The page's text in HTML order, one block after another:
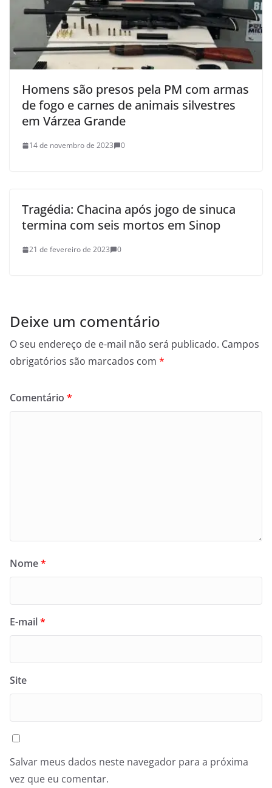
Homens são presos pela PM com armas
de fogo e carnes de animais silvestres
em Várzea Grande
14 de novembro de 2023 0
Tragédia: Chacina após jogo de sinuca
termina com seis mortos em Sinop
21 de fevereiro de 2023 0
Deixe um comentário
O seu endereço de e-mail não será publicado. Campos
obrigatórios são marcados com *
Comentário *
Nome*
E-mail*
Site
Salvar meus dados neste navegador para a próxima
vez que eu comentar.